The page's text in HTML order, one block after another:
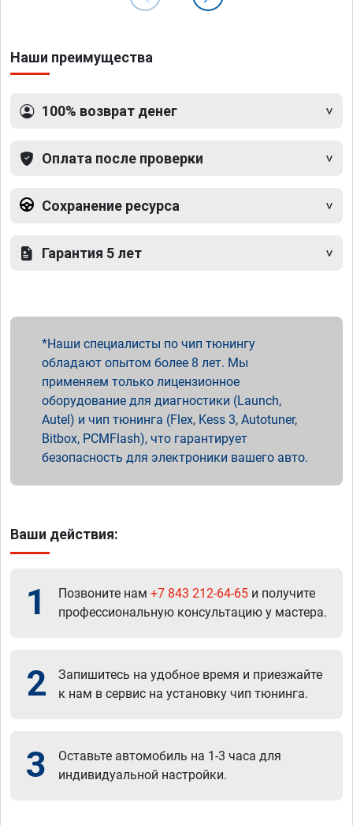
Наши преимущества
100% возврат денег
Оплата после проверки
Сохранение ресурса
Гарантия 5 лет
Наши специалисты по чип тюнингу
обладают опытом более 8 лет. Мы
применяем только лицензионное
оборудование для диагностики (Launch,
Autel) и чип тюнинга (Flex, Kess 3, Autotuner,
Bitbox, PCMFlash), что гарантирует
безопасность для электроники вашего авто.
Ваши действия:
1 Позвоните нам +7 843 212-64-65 и получите
профессиональную консультацию у мастера.
2
Запишитесь на удобное время и приезжайте
к нам в сервис на установку чип тюнинга.
3
Оставьте автомобиль на 1-3 часа для
индивидуальной настройки.